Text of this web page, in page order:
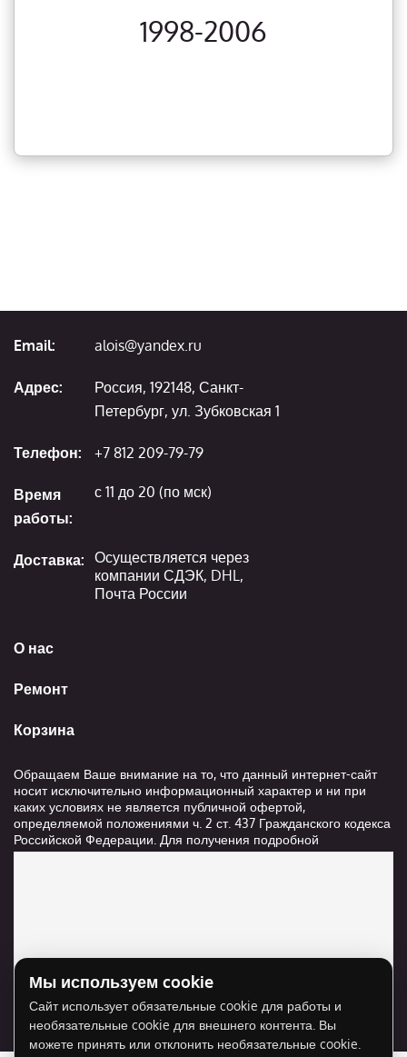
1998-2006
О нас
Ремонт
Корзина
Email: alois@yandex.ru
Адрес:
Россия, 192148, Санкт-
Петербург, ул. Зубковская 1
Телефон: +7 812 209-79-79
Время
работы:
с 11 до 20 (по мск)
Доставка: Осуществляется через
компании СДЭК, DHL,
Почта России
Обращаем Ваше внимание на то, что данный интернет-сайт
носит исключительно информационный характер и ни при
каких условиях не является публичной офертой,
определяемой положениями ч. 2 ст. 437 Гражданского кодекса
Российской Федерации. Для получения подробной
информации о стоимости и сроках выполнения услуг,
Для отображения карты нужно разрешить
использование cookie для внешнего контента.
Разрешить cookie
Мы используем cookie
Сайт использует обязательные cookie для работы и
необязательные cookie для внешнего контента. Вы
можете принять или отклонить необязательные cookie.